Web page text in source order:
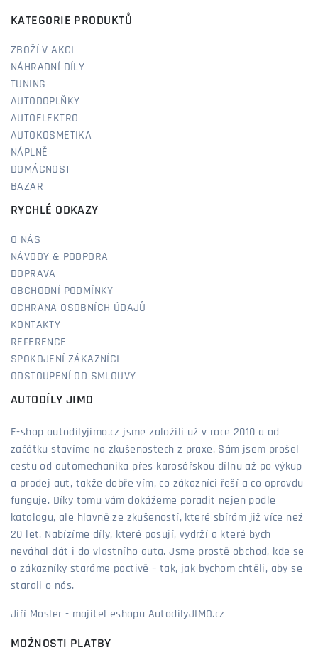
KATEGORIE PRODUKTŮ
ZBOŽÍ V AKCI
NÁHRADNÍ DÍLY
TUNING
AUTODOPLŇKY
AUTOELEKTRO
AUTOKOSMETIKA
NÁPLNĚ
DOMÁCNOST
BAZAR
RYCHLÉ ODKAZY
O NÁS
NÁVODY & PODPORA
DOPRAVA
OBCHODNÍ PODMÍNKY
OCHRANA OSOBNÍCH ÚDAJŮ
KONTAKTY
REFERENCE
SPOKOJENÍ ZÁKAZNÍCI
ODSTOUPENÍ OD SMLOUVY
AUTODÍLY JIMO
E-shop autodílyjimo.cz jsme založili už v roce 2010 a od
začátku stavíme na zkušenostech z praxe. Sám jsem prošel
cestu od automechanika přes karosářskou dílnu až po výkup
a prodej aut, takže dobře vím, co zákazníci řeší a co opravdu
funguje. Díky tomu vám dokážeme poradit nejen podle
katalogu, ale hlavně ze zkušeností, které sbírám již více než
20 let. Nabízíme díly, které pasují, vydrží a které bych
neváhal dát i do vlastního auta. Jsme prostě obchod, kde se
o zákazníky staráme poctivě – tak, jak bychom chtěli, aby se
starali o nás.
Jiří Mosler - majitel eshopu AutodilyJIMO.cz
MOŽNOSTI PLATBY